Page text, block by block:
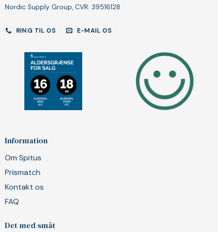
Nordic Supply Group, CVR: 39516128
RING TIL OS E-MAIL OS
Information
Om Spitus
Prismatch
Kontakt os
FAQ
Det med småt